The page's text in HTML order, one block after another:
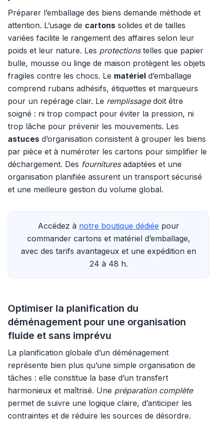
Préparer l’emballage des biens demande méthode et
attention. L’usage de cartons solides et de tailles
variées facilite le rangement des affaires selon leur
poids et leur nature. Les protectionstelles que papier
bulle, mousse ou linge de maison protègent les objets
fragiles contre les chocs. Le matériel d’emballage
comprend rubans adhésifs, étiquettes et marqueurs
pour un repérage clair. Le remplissagedoit être
soigné : ni trop compact pour éviter la pression, ni
trop lâche pour prévenir les mouvements. Les
astuces d’organisation consistent à grouper les biens
par pièce et à numéroter les cartons pour simplifier le
déchargement. Des fournituresadaptées et une
organisation planifiée assurent un transport sécurisé
et une meilleure gestion du volume global.
Accédez à notre boutique dédiée pour
commander cartons et matériel d’emballage,
avec des tarifs avantageux et une expédition en
24 à 48 h.
Optimiser la planification du
déménagement pour une organisation
fluide et sans imprévu
La planification globale d’un déménagement
représente bien plus qu’une simple organisation de
tâches : elle constitue la base d’un transfert
harmonieux et maîtrisé. Une préparation complète
permet de suivre une logique claire, d’anticiper les
contraintes et de réduire les sources de désordre.